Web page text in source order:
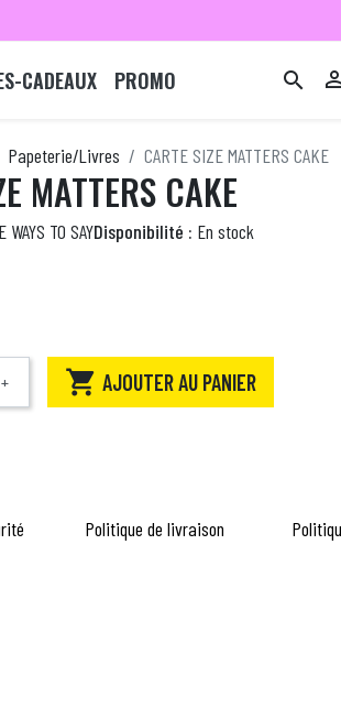
CADEAUX PROMO 
Papeterie/Livres CARTE SIZE MATTERS CAKE
MATTERS CAKE
TO SAYDisponibilité : En stock
+  AJOUTER AU PANIER
Politique de livraison